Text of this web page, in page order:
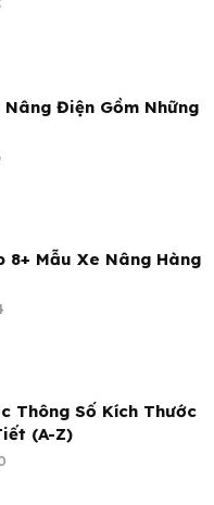
Nâng Điện Gồm Những
8+ Mẫu Xe Nâng Hàng
Thông Số Kích Thước
(A-Z)